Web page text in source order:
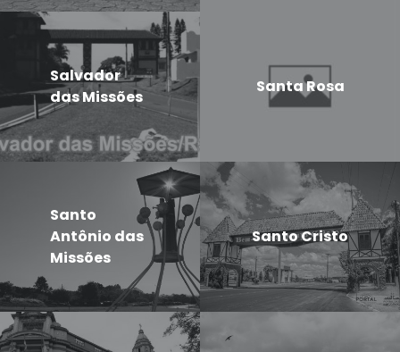
Salvador
das Missões
Santa Rosa
Santo
Antônio das
Missões
Santo Cristo